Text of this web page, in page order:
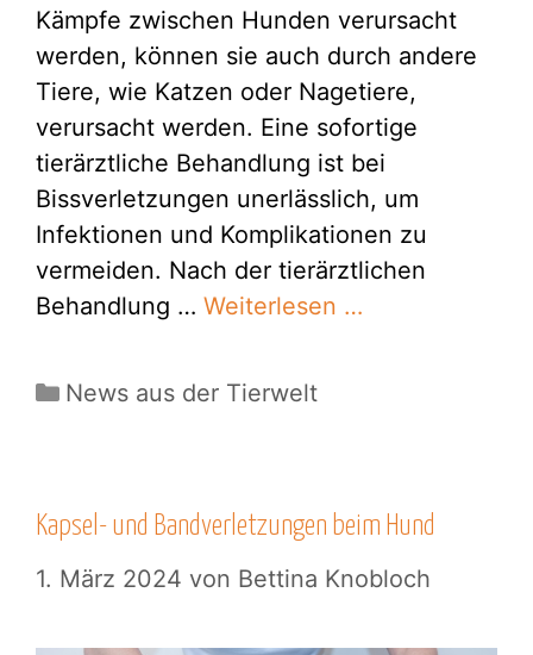
Kämpfe zwischen Hunden verursacht
werden, können sie auch durch andere
Tiere, wie Katzen oder Nagetiere,
verursacht werden. Eine sofortige
tierärztliche Behandlung ist bei
Bissverletzungen unerlässlich, um
Infektionen und Komplikationen zu
vermeiden. Nach der tierärztlichen
Behandlung … Weiterlesen …
Kategorien
News aus der Tierwelt
Kapsel- und Bandverletzungen beim Hund
1. März 2024 von Bettina Knobloch